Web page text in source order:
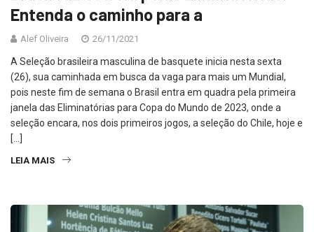
Entenda o caminho para a
Alef Oliveira 26/11/2021
A Seleção brasileira masculina de basquete inicia nesta sexta
(26), sua caminhada em busca da vaga para mais um Mundial,
pois neste fim de semana o Brasil entra em quadra pela primeira
janela das Eliminatórias para Copa do Mundo de 2023, onde a
seleção encara, nos dois primeiros jogos, a seleção do Chile, hoje e
[…]
LEIA MAIS